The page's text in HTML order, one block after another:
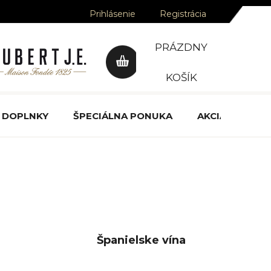
Prihlásenie Registrácia
NÁKUPNÝ
PRÁZDNY
KOŠÍK
DOPLNKY ŠPECIÁLNA PONUKA AKCIA
Španielske vína